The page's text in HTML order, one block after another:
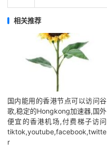
相关推荐
国内能用的香港节点可以访问谷
歌,稳定的Hongkong加速器,国外
便宜的香港机场,付费梯子访问
tiktok,youtube,facebook,twitte
r